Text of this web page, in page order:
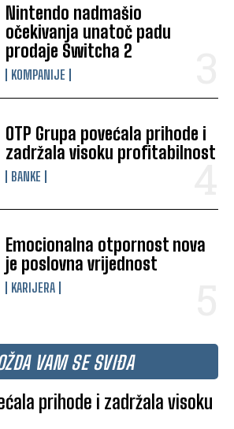
Nintendo nadmašio
očekivanja unatoč padu
prodaje Switcha 2
KOMPANIJE
OTP Grupa povećala prihode i
zadržala visoku profitabilnost
BANKE
Emocionalna otpornost nova
je poslovna vrijednost
KARIJERA
VAM SE SVIĐA
prihode i zadržala visoku